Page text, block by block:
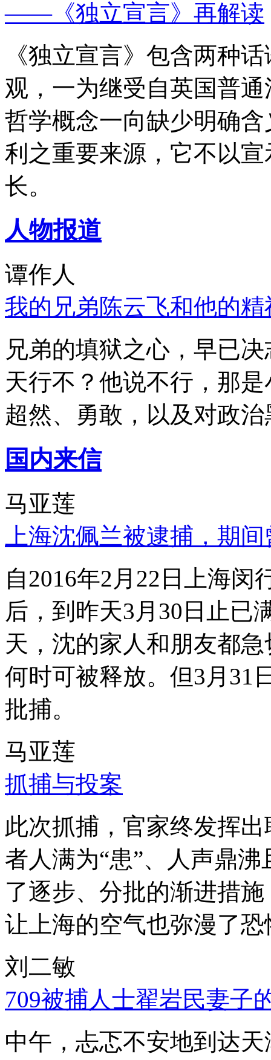
——《独立宣言》再解读
《独立宣言》包含两种
观，一为继受自英国普
哲学概念一向缺少明确
利之重要来源，它不以
长。
人物报道
谭作人
我的兄弟陈云飞和他的
兄弟的填狱之心，早已
天行不？他说不行，那
超然、勇敢，以及对政
国内来信
马亚莲
上海沈佩兰被逮捕，期
自2016年2月22日上海
后，到昨天3月30日止已
天，沈的家人和朋友都
何时可被释放。但3月31
批捕。
马亚莲
抓捕与投案
此次抓捕，官家终发挥
者人满为“患”、人声鼎
了逐步、分批的渐进措
让上海的空气也弥漫了
刘二敏
709被捕人士翟岩民妻子
中午，忐忑不安地到达